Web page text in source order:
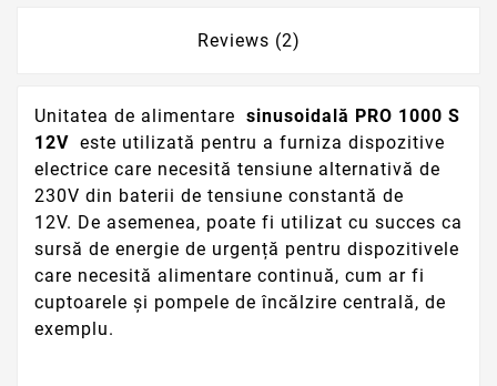
Reviews (2)
Unitatea de alimentare sinusoidală PRO 1000 S
12V este utilizată pentru a furniza dispozitive
electrice care necesită tensiune alternativă de
230V din baterii de tensiune constantă de
12V. De asemenea, poate fi utilizat cu succes ca
sursă de energie de urgență pentru dispozitivele
care necesită alimentare continuă, cum ar fi
cuptoarele și pompele de încălzire centrală, de
exemplu.